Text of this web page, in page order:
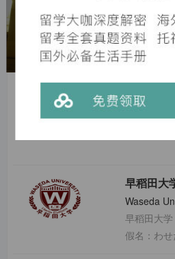
The University of Tokyo
东京大学
东京大学（the University of
い），是日本的一所国立大学，也
一，其前身是明...
京都大学
早稻田大
Waseda
早稻田大
假名：わ